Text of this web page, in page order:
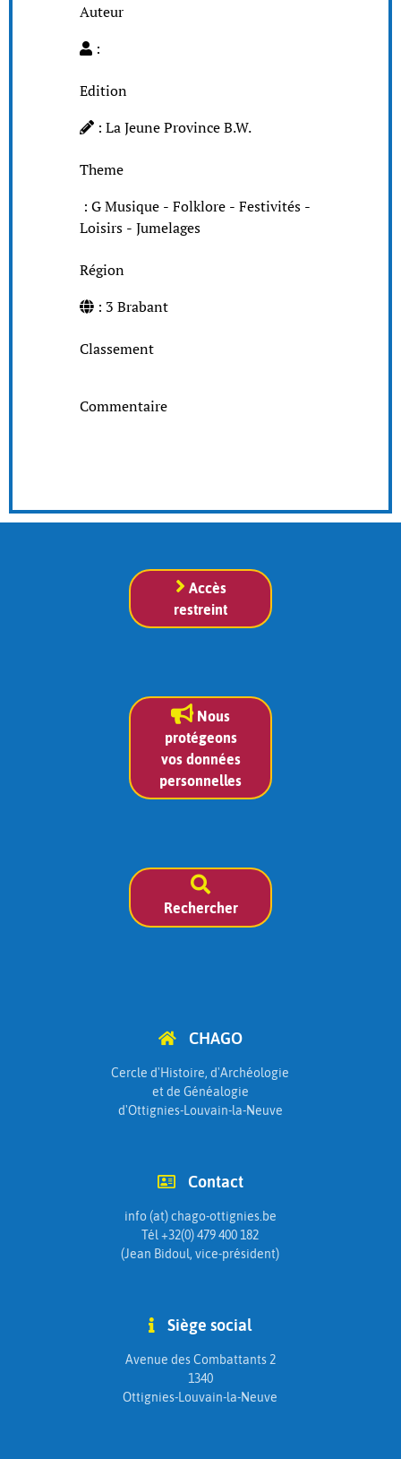
Auteur
:
Edition
: La Jeune Province B.W.
Theme
: G Musique - Folklore - Festivités -
Loisirs - Jumelages
Région
: 3 Brabant
Classement
Commentaire
Accès
restreint
Nous
protégeons
vos données
personnelles
Rechercher
CHAGO
Cercle d'Histoire, d'Archéologie
et de Généalogie
d'Ottignies-Louvain-la-Neuve
Contact
info (at) chago-ottignies.be
Tél +32(0) 479 400 182
(Jean Bidoul, vice-président)
Siège social
Avenue des Combattants 2
1340
Ottignies-Louvain-la-Neuve